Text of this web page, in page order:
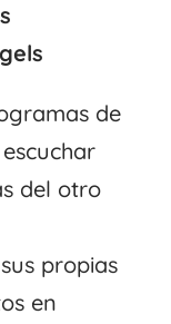
de
del otro
propias
en